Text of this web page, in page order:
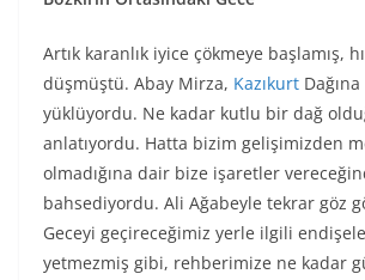
Artık karanlık iyice çökmeye başlamış,
düşmüştü. Abay Mirza, Kazıkurt
yüklüyordu. Ne kadar kutlu bir dağ
anlatıyordu. Hatta bizim gelişimizden
olmadığına dair bize işaretler
bahsediyordu. Ali Ağabeyle tekrar göz
Geceyi geçireceğimiz yerle ilgili
yetmezmiş gibi, rehberimize ne kadar